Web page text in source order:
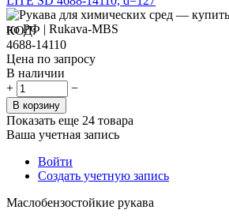
КОД:
4688-14110
Цена по запросу
В наличии
+
−
В корзину
Показать еще 24 товара
Ваша учетная запись
Войти
Создать учетную запись
Маслобензостойкие рукава